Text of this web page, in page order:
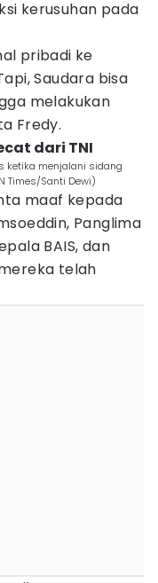
kerusuhan pada
pribadi ke
Saudara bisa
melakukan
Fredy.
dari TNI
ketika menjalani sidang
Times/Santi Dewi)
maaf kepada
Panglima
BAIS, dan
telah